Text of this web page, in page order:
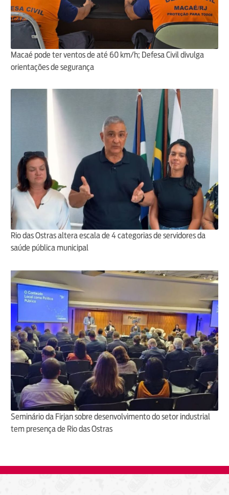
Macaé pode ter ventos de até 60 km/h; Defesa Civil divulga
orientações de segurança
Rio das Ostras altera escala de 4 categorias de servidores da
saúde pública municipal
Seminário da Firjan sobre desenvolvimento do setor industrial
tem presença de Rio das Ostras